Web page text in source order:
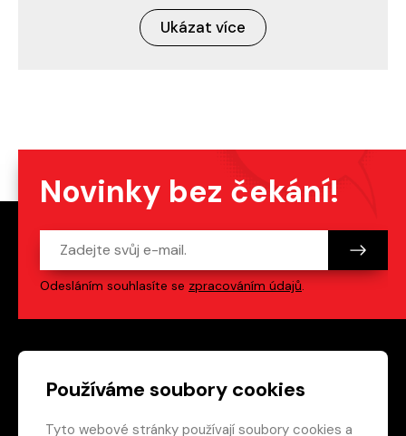
Používáme soubory cookies
Tyto webové stránky používají soubory cookies a
Ukázat více
Novinky bez čekání!
Odesláním souhlasíte se zpracováním údajů.
Patička webu Odkazy na sociální